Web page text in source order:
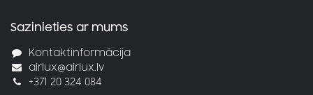
Sazinieties ar mums
Kontaktinformācija
airlux@airlux.lv
+371 20 324 084